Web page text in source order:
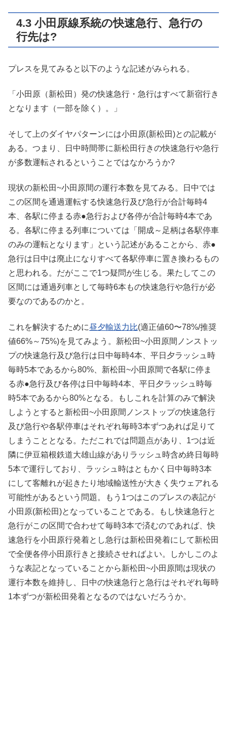
4.3 小田原線系統の快速急行、急行の
行先は?
プレスを見てみると以下のような記述がみられる。
「小田原（新松田）発の快速急行・急行はすべて新宿行き
となります（一部を除く）。」
そして上のダイヤパターンには小田原(新松田)との記載が
ある。つまり、日中時間帯に新松田行きの快速急行や急行
が多数運転されるということではなかろうか?
現状の新松田~小田原間の運行本数を見てみる。日中では
この区間を通過運転する快速急行及び急行が合計毎時4
本、各駅に停まる赤●急行および各停が合計毎時4本であ
る。各駅に停まる列車については「開成～足柄は各駅停車
のみの運転となります」という記述があることから、赤●
急行は日中は廃止になりすべて各駅停車に置き換わるもの
と思われる。だがここで1つ疑問が生じる。果たしてこの
区間には通過列車として毎時6本もの快速急行や急行が必
要なのであるのかと。
これを解決するために昼夕輸送力比(適正値60〜78%/推奨
値66%～75%)を見てみよう。新松田~小田原間ノンストッ
プの快速急行及び急行は日中毎時4本、平日夕ラッシュ時
毎時5本であるから80%、新松田~小田原間で各駅に停ま
る赤●急行及び各停は日中毎時4本、平日夕ラッシュ時毎
時5本であるから80%となる。もしこれを計算のみで解決
しようとすると新松田~小田原間ノンストップの快速急行
及び急行や各駅停車はそれぞれ毎時3本ずつあれば足りて
しまうこととなる。ただこれでは問題点があり、1つは近
隣に伊豆箱根鉄道大雄山線がありラッシュ時含め終日毎時
5本で運行しており、ラッシュ時はともかく日中毎時3本
にして客離れが起きたり地域輸送性が大きく失ウェアれる
可能性があるという問題。もう1つはこのプレスの表記が
小田原(新松田)となっていることである。もし快速急行と
急行がこの区間で合わせて毎時3本で済むのであれば、快
速急行を小田原行発着とし急行は新松田発着にして新松田
で全便各停小田原行きと接続させればよい。しかしこのよ
うな表記となっていることから新松田~小田原間は現状の
運行本数を維持し、日中の快速急行と急行はそれぞれ毎時
1本ずつが新松田発着となるのではないだろうか。